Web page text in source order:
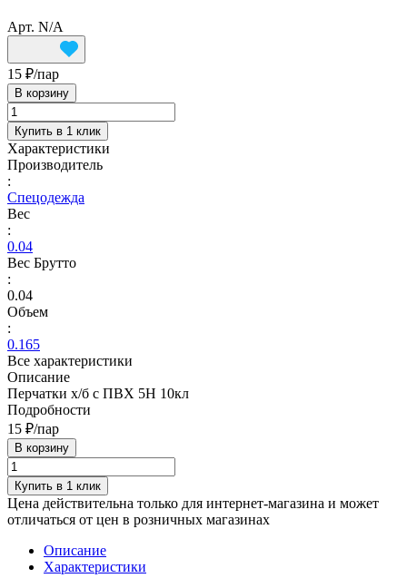
Арт. N/A
15 ₽/пар
В корзину
Купить в 1 клик
Характеристики
Производитель
:
Спецодежда
Вес
:
0.04
Вес Брутто
:
0.04
Объем
:
0.165
Все характеристики
Описание
Перчатки х/б с ПВХ 5Н 10кл
Подробности
15 ₽/пар
В корзину
Купить в 1 клик
Цена действительна только для интернет-магазина и может
отличаться от цен в розничных магазинах
Описание
Характеристики